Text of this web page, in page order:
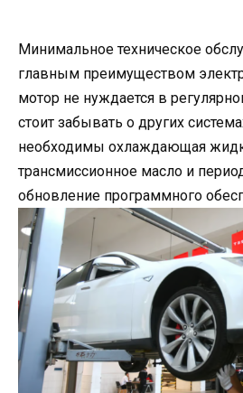
Минимальное техническое
главным преимуществом
мотор не нуждается в
стоит забывать о других
необходимы охлаждающая
трансмиссионное масло и
обновление программного